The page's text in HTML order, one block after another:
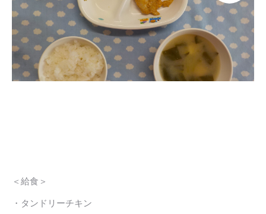
＜給食＞
・タンドリーチキン